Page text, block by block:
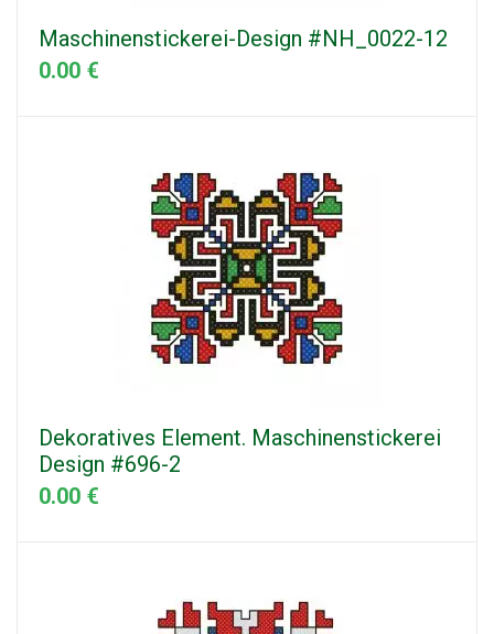
Maschinenstickerei-Design #NH_0022-12
0.00 €
Dekoratives Element. Maschinenstickerei
Design #696-2
0.00 €